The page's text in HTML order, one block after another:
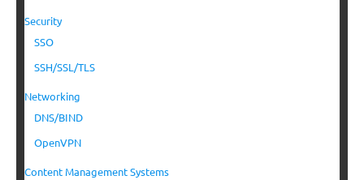
Security
SSO
SSH/SSL/TLS
Networking
DNS/BIND
OpenVPN
Content Management Systems